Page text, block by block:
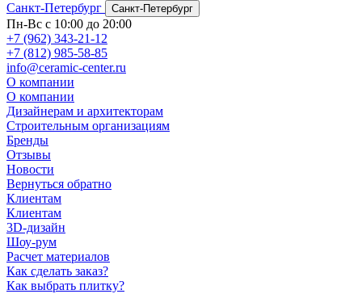
Санкт-Петербург
Санкт-Петербург
Пн-Вс с 10:00 до 20:00
+7 (962) 343-21-12
+7 (812) 985-58-85
info@ceramic-center.ru
О компании
О компании
Дизайнерам и архитекторам
Строительным организациям
Бренды
Отзывы
Новости
Вернуться обратно
Клиентам
Клиентам
3D-дизайн
Шоу-рум
Расчет материалов
Как сделать заказ?
Как выбрать плитку?